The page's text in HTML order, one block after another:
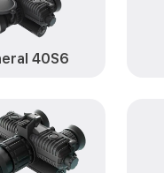
40S6